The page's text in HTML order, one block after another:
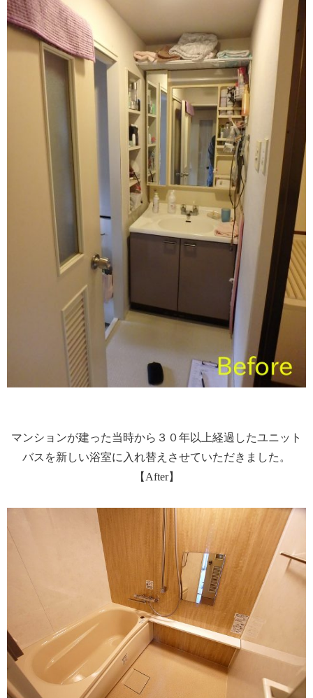
マンションが建った当時から３０年以上経過したユニット
バスを新しい浴室に入れ替えさせていただきました。
【After】